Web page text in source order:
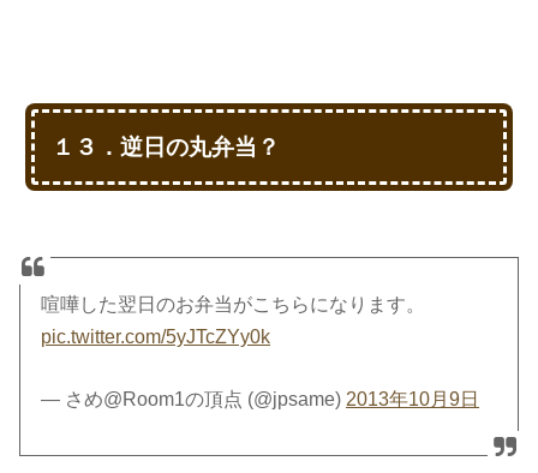
１３．逆日の丸弁当？
喧嘩した翌日のお弁当がこちらになります。
pic.twitter.com/5yJTcZYy0k
— さめ@Room1の頂点 (@jpsame) 2013年10月9日